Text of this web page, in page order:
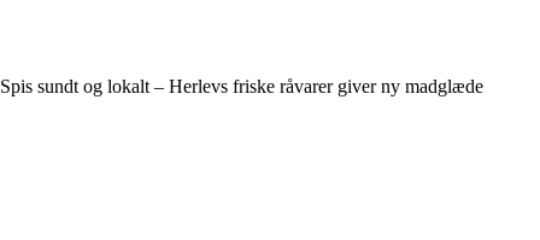
Spis sundt og lokalt – Herlevs friske råvarer giver ny madglæde